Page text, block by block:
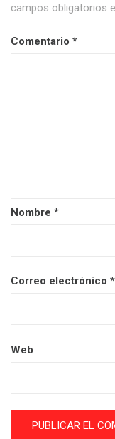
campos obligatorios
Comentario *
Nombre *
Correo electrónico *
Web